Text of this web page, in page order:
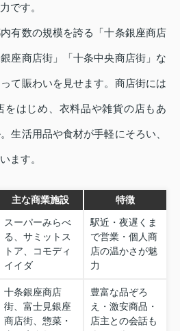
です。
有数の規模を誇る「十条銀座商店
座商店街」「十条中央商店街」な
て賑わいを見せます。商店街には
をはじめ、衣料品や雑貨の店もあ
生活用品や食材が手軽にそろい、
ます。
主な商業施設 特徴
スーパーみらべ
る、サミットス
トア、コモディ
イイダ
駅近・夜遅くま
で営業・個人商
店の温かさが魅
力
十条銀座商店
街、富士見銀座
商店街、惣菜・
豊富な品ぞろ
え・激安商品・
店主との会話も